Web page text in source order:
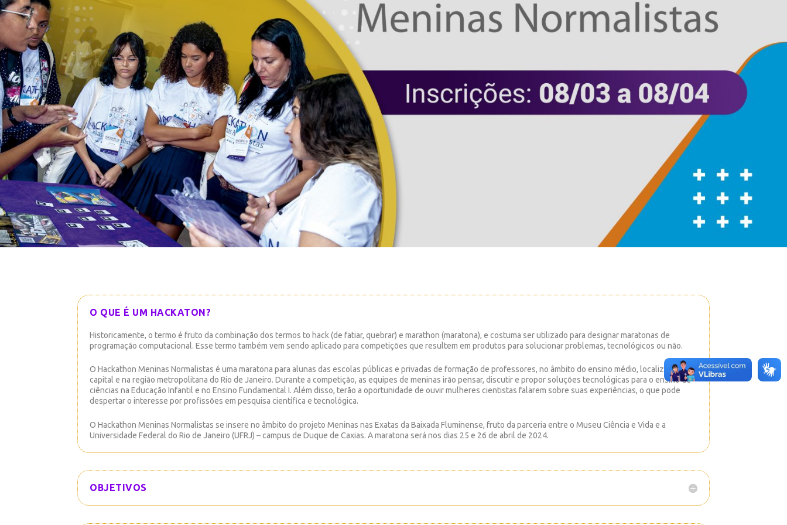
O QUE É UM HACKATON?
Historicamente, o termo é fruto da combinação dos termos to hack (de fatiar, quebrar) e marathon (maratona), e costuma ser utilizado para designar maratonas de
programação computacional. Esse termo também vem sendo aplicado para competições que resultem em produtos para solucionar problemas, tecnológicos ou não.
O Hackathon Meninas Normalistas é uma maratona para alunas das escolas públicas e privadas de formação de professores, no âmbito do ensino médio, localizadas na
capital e na região metropolitana do Rio de Janeiro. Durante a competição, as equipes de meninas irão pensar, discutir e propor soluções tecnológicas para o ensino de
ciências na Educação Infantil e no Ensino Fundamental I. Além disso, terão a oportunidade de ouvir mulheres cientistas falarem sobre suas experiências, o que pode
despertar o interesse por profissões em pesquisa científica e tecnológica.
O Hackathon Meninas Normalistas se insere no âmbito do projeto Meninas nas Exatas da Baixada Fluminense, fruto da parceria entre o Museu Ciência e Vida e a
Universidade Federal do Rio de Janeiro (UFRJ) – campus de Duque de Caxias. A maratona será nos dias 25 e 26 de abril de 2024.
OBJETIVOS